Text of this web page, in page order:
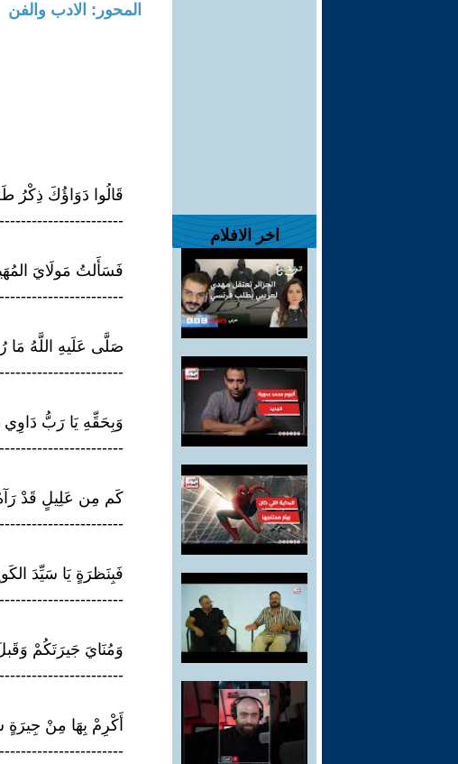
اخر الافلام
المحور: الادب والفن
قَالُوا دَوَاؤُكَ ذِكْرُ
فَسَأَلتُ مَولَايَ
صَلَّى عَلَيهِ اللَّهُ مَا
وَبِحَقِّهِ يَا رَبُّ دَاوِي
كَم مِن عَلِيلٍ قَدْ
فَبِنَظرَةٍ يَا سَيِّدَ
وَمُنَايَ جَيرَتَكُمْ
------------------------
أَكْرِمْ بِهَا مِنْ جِيرَةٍ